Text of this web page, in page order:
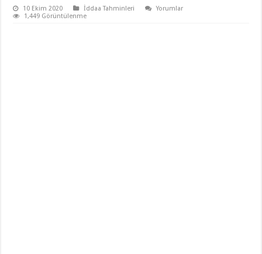
10 Ekim 2020 İddaa Tahminleri
Yorumlar
1,449 Görüntülenme